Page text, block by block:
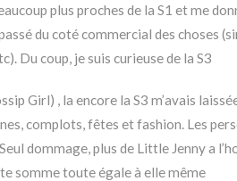
plus proches de la S1 et me
du coté commercial des choses
Du coup, je suis curieuse de la S3
Girl) , la encore la S3 m’avais
complots, fêtes et fashion. Les
dommage, plus de Little Jenny a
somme toute égale à elle même